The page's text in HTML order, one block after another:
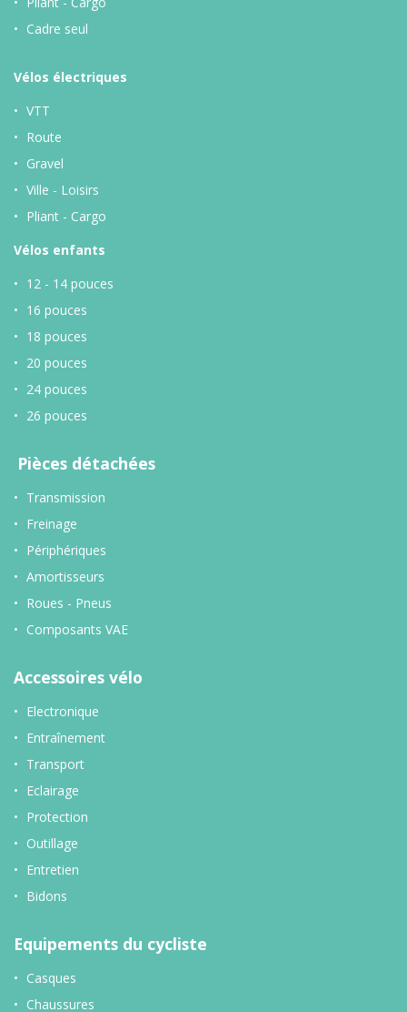
Cadre seul
Vélos électriques
VTT
Route
Gravel
Ville - Loisirs
Pliant - Cargo
Vélos enfants
12 - 14 pouces
16 pouces
18 pouces
20 pouces
24 pouces
26 pouces
Pièces détachées
Transmission
Freinage
Périphériques
Amortisseurs
Roues - Pneus
Composants VAE
Accessoires vélo
Electronique
Entraînement
Transport
Eclairage
Protection
Outillage
Entretien
Bidons
Equipements du cycliste
Casques
Chaussures